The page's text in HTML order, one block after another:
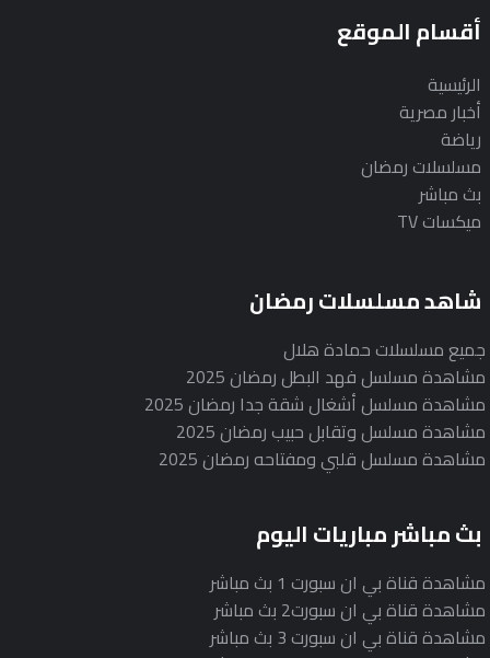
أقسام الموقع
الرئيسية
أخبار مصرية
رياضة
مسلسلات رمضان
بث مباشر
ميكسات TV
شاهد مسلسلات رمضان
جميع مسلسلات حمادة هلال
مشاهدة مسلسل فهد البطل رمضان 2025
مشاهدة مسلسل أشغال شقة جدا رمضان 2025
مشاهدة مسلسل وتقابل حبيب رمضان 2025
مشاهدة مسلسل قلبي ومفتاحه رمضان 2025
بث مباشر مباريات اليوم
مشاهدة قناة بي ان سبورت 1 بث مباشر
مشاهدة قناة بي ان سبورت2 بث مباشر
مشاهدة قناة بي ان سبورت 3 بث مباشر